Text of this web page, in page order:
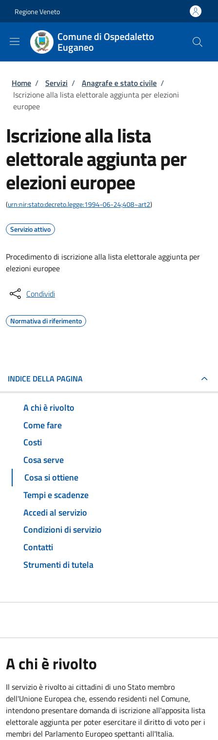
Regione Veneto
Comune di Ospedaletto
Euganeo
Briciole di pane
Home / Servizi / Anagrafe e stato civile /
Iscrizione alla lista elettorale aggiunta per elezioni
europee
Iscrizione alla lista
elettorale aggiunta per
elezioni europee
(urn:nir:stato:decreto.legge:1994-06-24;408~art2)
Servizio attivo
Procedimento di iscrizione alla lista elettorale aggiunta per
elezioni europee
Condividi
Normativa di riferimento
INDICE DELLA PAGINA
A chi è rivolto
Come fare
Costi
Cosa serve
Cosa si ottiene
Tempi e scadenze
Accedi al servizio
Condizioni di servizio
Contatti
Strumenti di tutela
A chi è rivolto
Il servizio è rivolto ai cittadini di uno Stato membro
dell'Unione Europea che, essendo residenti nel Comune,
intendono presentare domanda di iscrizione all'apposita lista
elettorale aggiunta per poter esercitare il diritto di voto per i
membri del Parlamento Europeo spettanti all'Italia.